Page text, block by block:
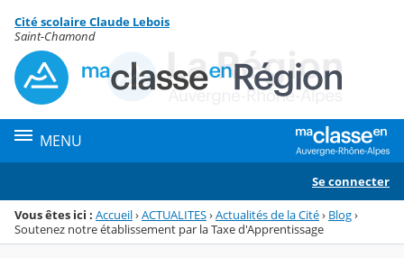
Menu de la rubrique
Contenu
Cité scolaire Claude Lebois
Saint-Chamond
MENU
Se connecter
Vous êtes ici : Accueil›ACTUALITES›Actualités de la Cité› Blog›
Soutenez notre établissement par la Taxe d'Apprentissage